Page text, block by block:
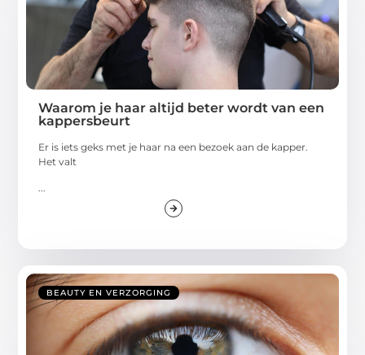
Waarom je haar altijd beter wordt van een
kappersbeurt
Er is iets geks met je haar na een bezoek aan de kapper.
Het valt
...
BEAUTY EN VERZORGING